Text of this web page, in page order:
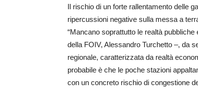
Il rischio di un forte rallentamento delle
ripercussioni negative sulla messa a
“Mancano soprattutto le realtà
della FOIV, Alessandro Turchetto –, da
regionale, caratterizzata da realtà
probabile è che le poche stazioni
con un concreto rischio di congestione